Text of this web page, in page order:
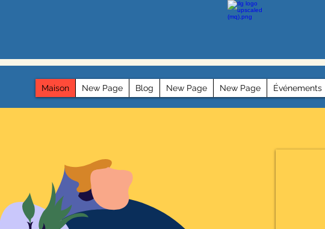
Maison New Page Blog New Page New Page Événements